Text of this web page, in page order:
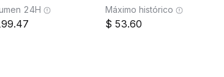
24H Máximo histórico
53.60